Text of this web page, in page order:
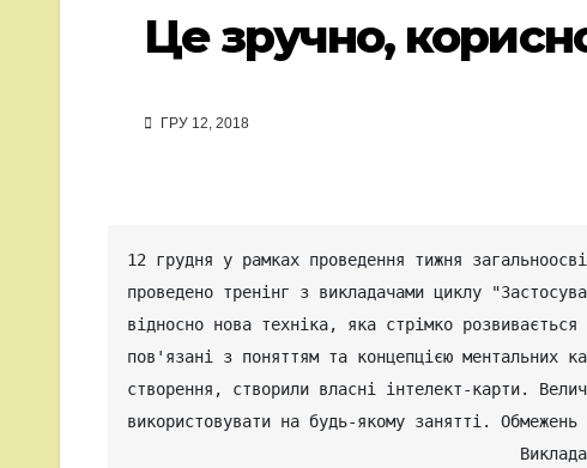
Це зручно,
ГРУ 12, 2018
12 грудня у рамках проведення тижня
проведено тренінг з викладачами циклу
відносно нова техніка, яка стрімко
пов'язані з поняттям та концепцією ментальних
створення, створили власні інтелект-карти.
використовувати на будь-якому занятті.
Викладач